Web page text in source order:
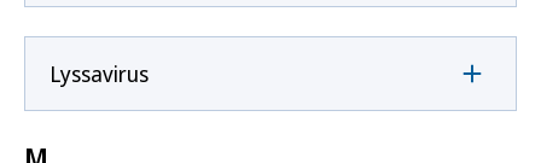
Lyssavirus